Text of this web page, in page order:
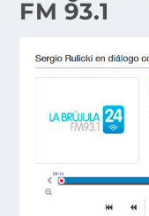
FM 93.1